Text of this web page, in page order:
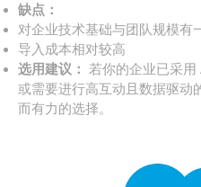
缺点：
对企业技术基础与团队规模有
导入成本相对较高
选用建议：
若你的企业已采用
或需要进行高互动且数据驱动
而有力的选择。